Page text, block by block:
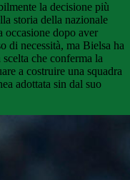
la decisione più
storia della nazionale
occasione dopo aver
di necessità, ma Bielsa ha
che conferma la
a costruire una squadra
adottata sin dal suo